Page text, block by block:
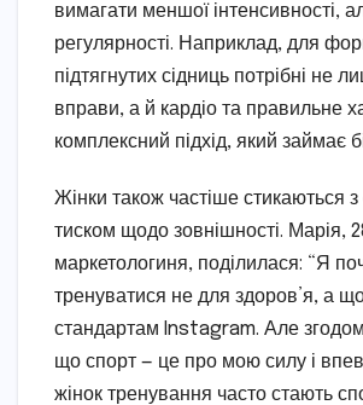
вимагати меншої інтенсивності,
регулярності. Наприклад, для
підтягнутих сідниць потрібні не
вправи, а й кардіо та правильне
комплексний підхід, який займає
Жінки також частіше стикаються
тиском щодо зовнішності. Марія,
маркетологиня, поділилася: “Я
тренуватися не для здоров’я, а
стандартам Instagram. Але
що спорт — це про мою силу і
жінок тренування часто стають